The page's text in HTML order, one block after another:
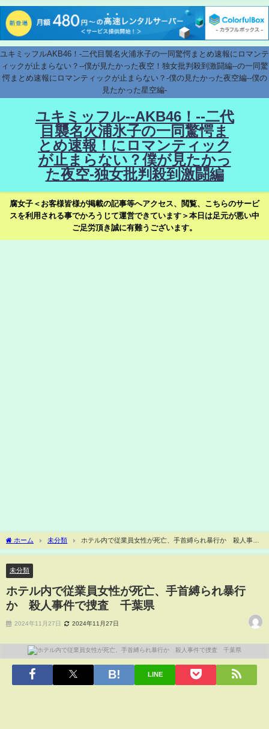
ユキミッフルAKB46！-二代目襲名火浦氷子の一同驚愕まとめ速報にロマンテ
ィックが止まらない？--僕が見たかった夜空！独女批判殺到激闘編--の一同驚
愕まとめ速報にロマンティックが止まらない？-僕の見たかった夜空編--僕の
見たかった星空編-
ユキミッフル--AKB46！--二代
目襲名火浦氷子の一同驚愕ま
とめ速報！にロマンティック
が止まらない？僕が見たかっ
た夜空-独女批判殺到激闘編
腐女子＜お客様皆様が掲載の記事等へアクセス、閲覧、こちらのサービ
スを利用される事でかろうじて運営できています＞本日は足元が悪い中
ご足労頂き誠に有難うございます。
ホーム 未分類
ホテル内で従業員女性が死亡、手首縛られ暴行か 殺人事件
で捜査 千葉県
未分類
ホテル内で従業員女性が死亡、手首縛られ暴行
か 殺人事件で捜査 千葉県
2024年11月27日 2024年11月27日
LINE